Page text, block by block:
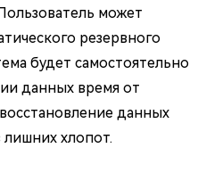
может
резервного
будет самостоятельно
данных время от
данных
хлопот.